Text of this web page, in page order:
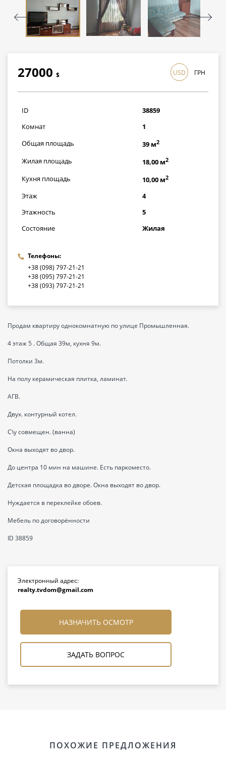
27000 $
783000грн
USD ГРН
ID
38859
Комнат
1
Общая площадь
39 м2
Жилая площадь 18,00 м2
Кухня площадь 10,00 м2
Этаж
4
Этажность
5
Состояние
Жилая
Телефоны:
+38 (098) 797-21-21
+38 (095) 797-21-21
+38 (093) 797-21-21
Продам квартиру однокомнатную по улице Промышленная.
4 этаж 5 . Общая 39м, кухня 9м.
Потолки 3м.
На полу керамическая плитка, ламинат.
АГВ.
Двух. контурный котел.
С\у совмещен. (ванна)
Окна выходят во двор.
До центра 10 мин на машине. Есть паркоместо.
Детская площадка во дворе. Окна выходят во двор.
Нуждается в переклейке обоев.
Мебель по договорённости
ID 38859
Электронный адрес:
realty.tvdom@gmail.com
НАЗНАЧИТЬ ОСМОТР
ЗАДАТЬ ВОПРОС
ПОХОЖИЕ ПРЕДЛОЖЕНИЯ